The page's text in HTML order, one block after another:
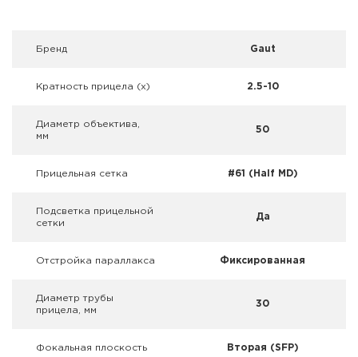
Дартс
Аксессуары
Комплекты
Брeнд Gaut
Кратность прицела (х) 2.5-10
Диаметр объектива,
мм
50
Прицельная сетка #61 (Half MD)
Подсветка прицельной
сетки
Да
Отстройка параллакса Фиксированная
Диаметр трубы
прицела, мм
30
Фокальная плоскость Вторая (SFP)